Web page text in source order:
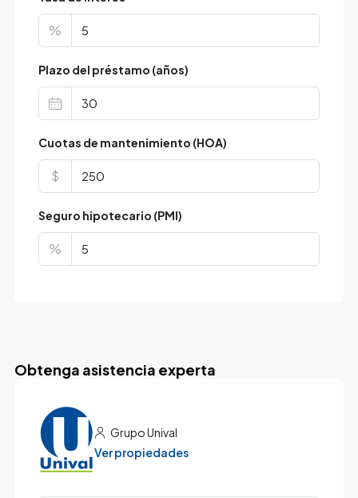
%
Plazo del préstamo (años)
Cuotas de mantenimiento (HOA)
$
Seguro hipotecario (PMI)
%
Obtenga asistencia experta
Grupo Unival
Ver propiedades